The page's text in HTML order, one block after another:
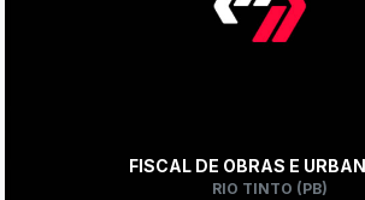
FISCAL DE OBRAS E
RIO TINTO (PB)